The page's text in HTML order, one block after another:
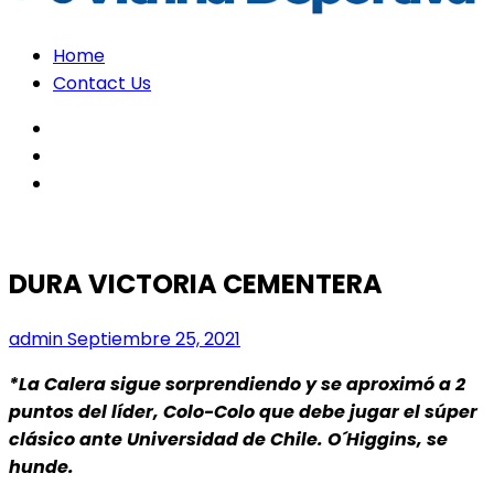
Home
Contact Us
DURA VICTORIA CEMENTERA
adminSeptiembre 25, 2021
*La Calera sigue sorprendiendo y se aproximó a 2
puntos del líder, Colo-Colo que debe jugar el súper
clásico ante Universidad de Chile. O´Higgins, se
hunde.